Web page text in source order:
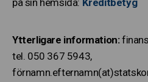
på sin hemsida: Kreditbetyg
Ytterligare information:
tel. 050 367 5943,